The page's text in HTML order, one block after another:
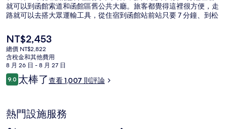
店
的
相
片
集
就可以到函館索道和函館區舊公共大廳。旅客都覺得這裡很方便，走
路就可以去搭大眾運輸工具，從住宿到函館站前站只要 7 分鐘、到松
目
前
的
價
格
是
NT$2,453
總價 NT$2,822
含稅金和其他費用
8 月 26 日 - 8 月 27 日
評
論
9.09.0 分，滿分 10 分，
太棒了查看 1,007 則評論
熱門設施服務